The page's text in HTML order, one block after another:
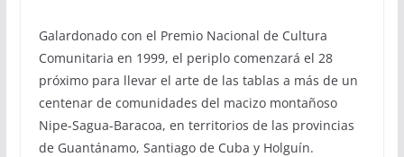
Galardonado con el Premio Nacional de Cultura
Comunitaria en 1999, el periplo comenzará el 28
próximo para llevar el arte de las tablas a más de un
centenar de comunidades del macizo montañoso
Nipe-Sagua-Baracoa, en territorios de las provincias
de Guantánamo, Santiago de Cuba y Holguín.